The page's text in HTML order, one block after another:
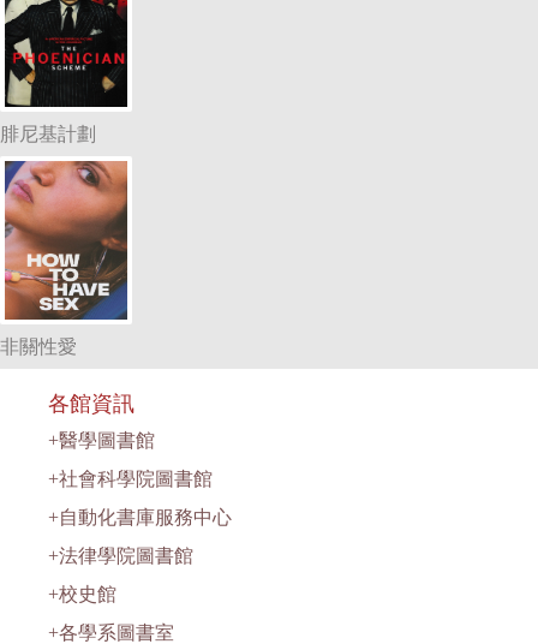
腓尼基計劃
非關性愛
各館資訊
+醫學圖書館
+社會科學院圖書館
+自動化書庫服務中心
+法律學院圖書館
+校史館
+各學系圖書室